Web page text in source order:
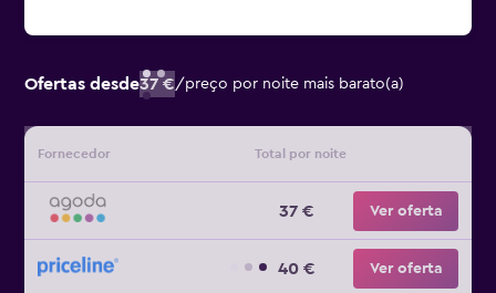
Ofertas desde37 €/preço por noite mais barato(a)
Fornecedor Total por noite
37 € Ver oferta
40 € Ver oferta